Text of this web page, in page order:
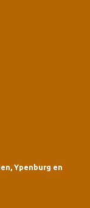
Ypenburg en